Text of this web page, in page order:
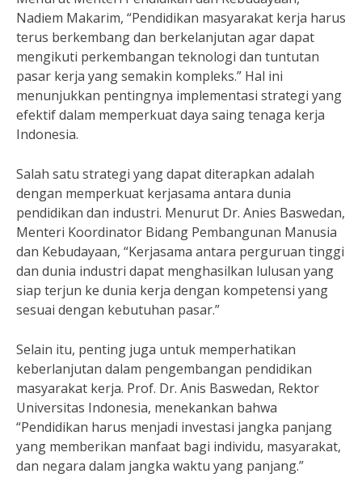
Nadiem Makarim, “Pendidikan masyarakat kerja harus
terus berkembang dan berkelanjutan agar dapat
mengikuti perkembangan teknologi dan tuntutan
pasar kerja yang semakin kompleks.” Hal ini
menunjukkan pentingnya implementasi strategi yang
efektif dalam memperkuat daya saing tenaga kerja
Indonesia.
Salah satu strategi yang dapat diterapkan adalah
dengan memperkuat kerjasama antara dunia
pendidikan dan industri. Menurut Dr. Anies Baswedan,
Menteri Koordinator Bidang Pembangunan Manusia
dan Kebudayaan, “Kerjasama antara perguruan tinggi
dan dunia industri dapat menghasilkan lulusan yang
siap terjun ke dunia kerja dengan kompetensi yang
sesuai dengan kebutuhan pasar.”
Selain itu, penting juga untuk memperhatikan
keberlanjutan dalam pengembangan pendidikan
masyarakat kerja. Prof. Dr. Anis Baswedan, Rektor
Universitas Indonesia, menekankan bahwa
“Pendidikan harus menjadi investasi jangka panjang
yang memberikan manfaat bagi individu, masyarakat,
dan negara dalam jangka waktu yang panjang.”